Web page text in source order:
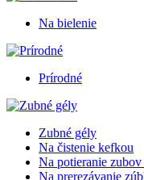
Na bielenie
Prírodné
Zubné gély
Na čistenie kefkou
Na potieranie zubov
Na prerezávanie